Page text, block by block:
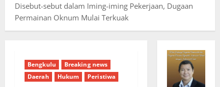
Disebut-sebut dalam Iming-iming Pekerjaan, Dugaan
Permainan Oknum Mulai Terkuak
Bengkulu
Breaking news
Daerah
Hukum Peristiwa